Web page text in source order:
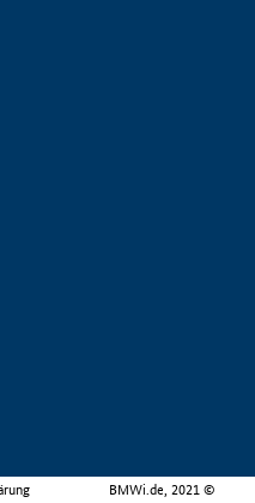
BMWi.de, 2021 ©